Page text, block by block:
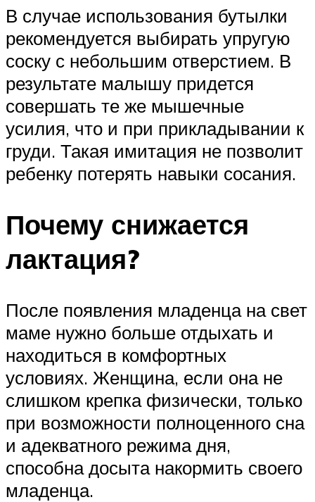
В случае использования бутылки
рекомендуется выбирать упругую
соску с небольшим отверстием. В
результате малышу придется
совершать те же мышечные
усилия, что и при прикладывании к
груди. Такая имитация не позволит
ребенку потерять навыки сосания.
Почему снижается
лактация?
После появления младенца на свет
маме нужно больше отдыхать и
находиться в комфортных
условиях. Женщина, если она не
слишком крепка физически, только
при возможности полноценного сна
и адекватного режима дня,
способна досыта накормить своего
младенца.